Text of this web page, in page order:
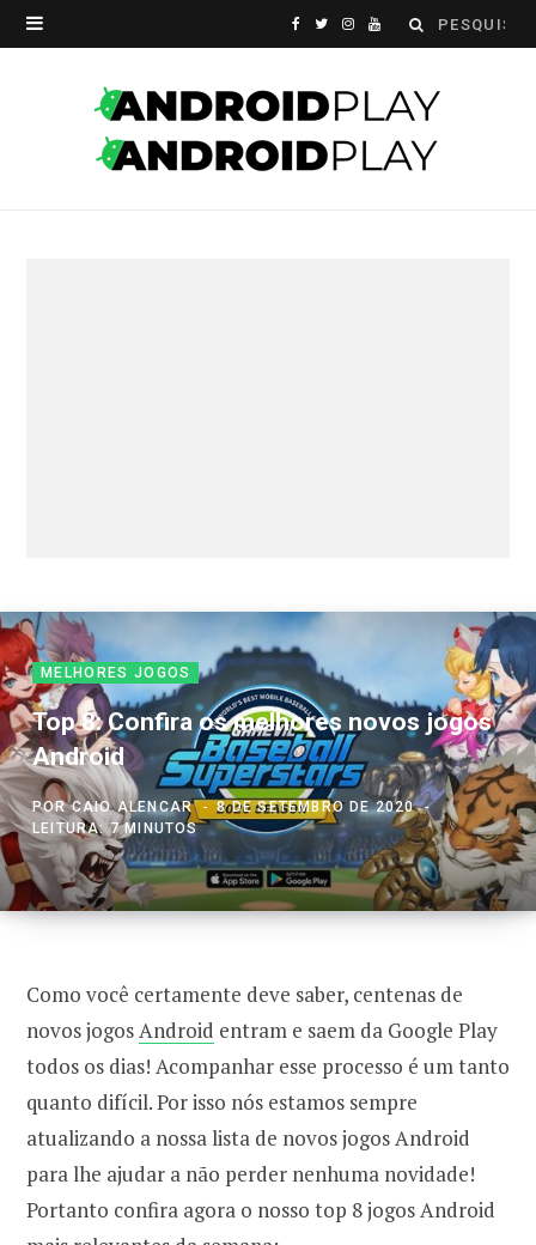
Search
F
c
T
i
t
I Y
u
T
MELHORES JOGOS
Top 8: Confira os melhores novos jogos
Android
PORCAIO ALENCAR
8 DE SETEMBRO DE 2020
LEITURA: 7 MINUTOS
Como você certamente deve saber, centenas de
novos jogosAndroid entram e saem da Google Play
todos os dias! Acompanhar esse processo é um tanto
quanto difícil. Por isso nós estamos sempre
atualizando a nossa lista de novos jogos Android
para lhe ajudar a não perder nenhuma novidade!
Portanto confira agora o nosso top 8 jogos Android